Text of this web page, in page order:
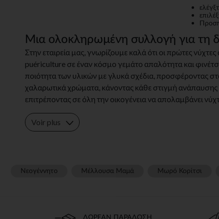
Μια ολοκληρωμένη συλλογή για τη
Στην εταιρεία μας, γνωρίζουμε καλά ότι οι πρώτες
puériculture σε έναν κόσμο γεμάτο απαλότητα και
ποιότητα των υλικών με γλυκά σχέδια, προσφέροντας
χαλαρωτικά χρώματα, κάνοντας κάθε στιγμή ανάπαυσης
επιτρέποντας σε όλη την οικογένεια να απολαμβάνει
Voir plus
Νεογέννητο Μέλλουσα Μαμά Μωρό Κορίτσι